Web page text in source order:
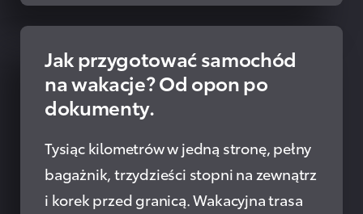
PRZECZYTAJ
Jak przygotować samochód
na wakacje? Od opon po
dokumenty.
Tysiąc kilometrów w jedną stronę, pełny
bagażnik, trzydzieści stopni na zewnątrz
i korek przed granicą. Wakacyjna trasa